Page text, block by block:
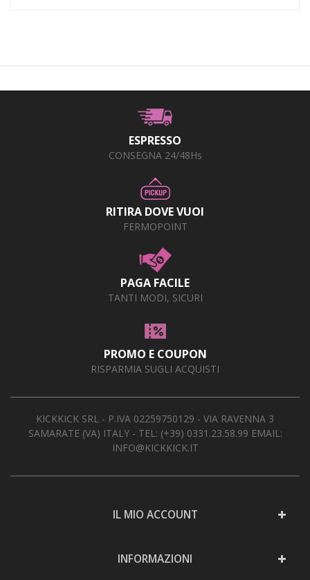
ESPRESSO
CONSEGNA 24/48Hs
RITIRA DOVE VUOI
FERMOPOINT
PAGA FACILE
TANTI MODI, SICURI
PROMO E COUPON
RISPARMIA SUGLI ACQUISTI
KICKKICK SRL - P.IVA 02259750129 - VIA RAVENNA 3
SAMARATE (VA) ITALY - TEL: (+39) 0331.23.58.99 EMAIL:
INFO@KICKKICK.IT
IL MIO ACCOUNT
INFORMAZIONI